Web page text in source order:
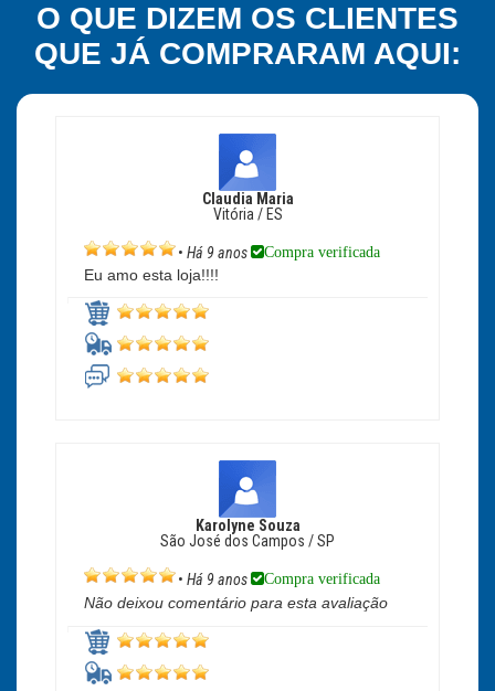
O QUE DIZEM OS CLIENTES
QUE JÁ COMPRARAM AQUI:
Claudia Maria
Vitória / ES
• Há 9 anos Compra verificada
Eu amo esta loja!!!!
Karolyne Souza
São José dos Campos / SP
• Há 9 anos Compra verificada
Não deixou comentário para esta avaliação